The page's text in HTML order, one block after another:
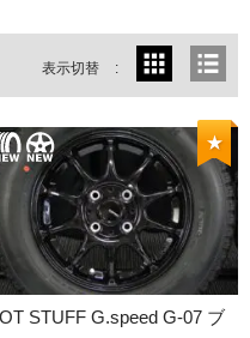
表示切替
★
STUFF G.speed G-07 ブ